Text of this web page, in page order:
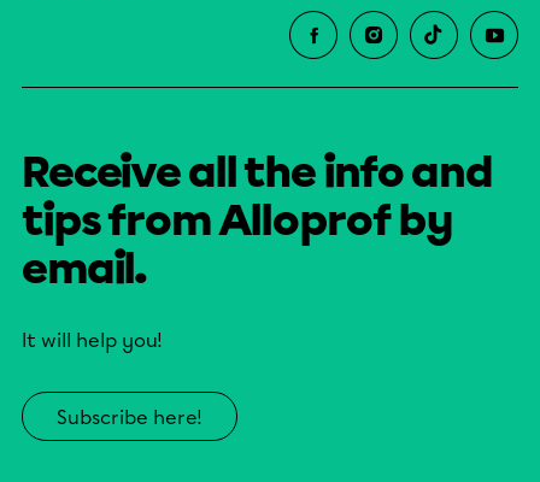
Receive all the info and
tips from Alloprof by
email.
It will help you!
Subscribe here!